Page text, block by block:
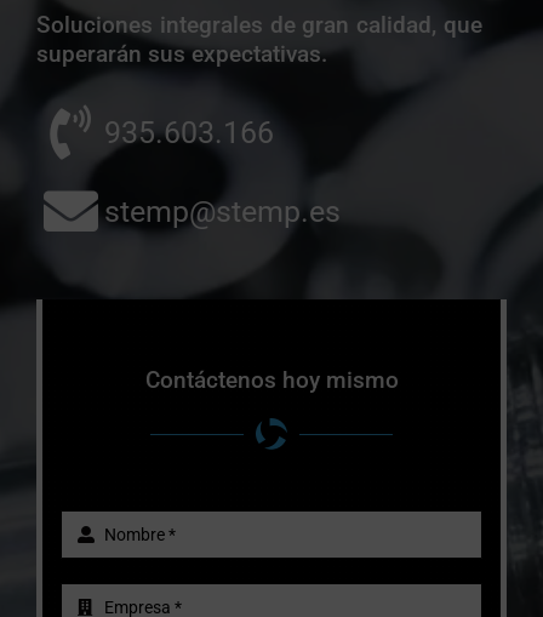
Soluciones integrales de gran calidad, que
superarán sus expectativas.
935.603.166
stemp@stemp.es
Contáctenos hoy mismo